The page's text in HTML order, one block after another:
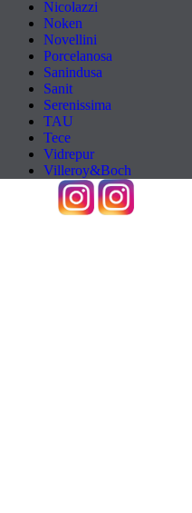
Nicolazzi
Noken
Novellini
Porcelanosa
Sanindusa
Sanit
Serenissima
TAU
Tece
Vidrepur
Villeroy&Boch